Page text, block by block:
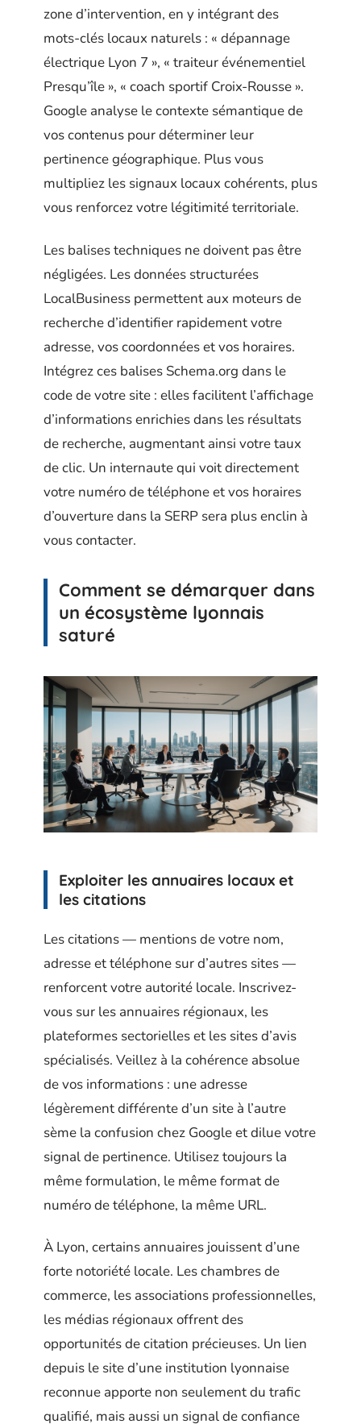
zone d’intervention, en y intégrant des
mots-clés locaux naturels : « dépannage
électrique Lyon 7 », « traiteur événementiel
Presqu’île », « coach sportif Croix-Rousse ».
Google analyse le contexte sémantique de
vos contenus pour déterminer leur
pertinence géographique. Plus vous
multipliez les signaux locaux cohérents, plus
vous renforcez votre légitimité territoriale.
Les balises techniques ne doivent pas être
négligées. Les données structurées
LocalBusiness permettent aux moteurs de
recherche d’identifier rapidement votre
adresse, vos coordonnées et vos horaires.
Intégrez ces balises Schema.org dans le
code de votre site : elles facilitent l’affichage
d’informations enrichies dans les résultats
de recherche, augmentant ainsi votre taux
de clic. Un internaute qui voit directement
votre numéro de téléphone et vos horaires
d’ouverture dans la SERP sera plus enclin à
vous contacter.
Comment se démarquer dans
un écosystème lyonnais
saturé
Exploiter les annuaires locaux et
les citations
Les citations — mentions de votre nom,
adresse et téléphone sur d’autres sites —
renforcent votre autorité locale. Inscrivez-
vous sur les annuaires régionaux, les
plateformes sectorielles et les sites d’avis
spécialisés. Veillez à la cohérence absolue
de vos informations : une adresse
légèrement différente d’un site à l’autre
sème la confusion chez Google et dilue votre
signal de pertinence. Utilisez toujours la
même formulation, le même format de
numéro de téléphone, la même URL.
À Lyon, certains annuaires jouissent d’une
forte notoriété locale. Les chambres de
commerce, les associations professionnelles,
les médias régionaux offrent des
opportunités de citation précieuses. Un lien
depuis le site d’une institution lyonnaise
reconnue apporte non seulement du trafic
qualifié, mais aussi un signal de confiance